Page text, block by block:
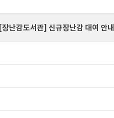
[장난감도서관] 신규장난감 대여 안내